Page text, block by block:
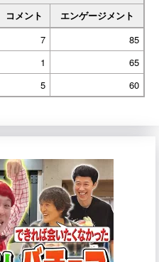
コメント
エンゲージメント
7
85
1
65
5 60